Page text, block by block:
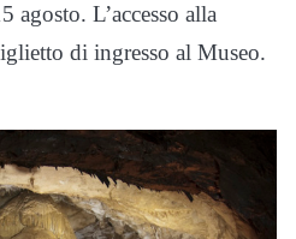
agosto. L’accesso alla
di ingresso al Museo.